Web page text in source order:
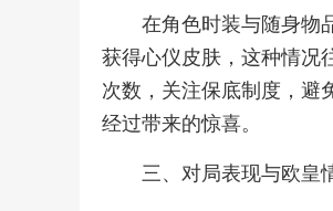
在角色时装与随身物
获得心仪皮肤，这种情况
次数，关注保底制度，避
经过带来的惊喜。
三、对局表现与欧皇